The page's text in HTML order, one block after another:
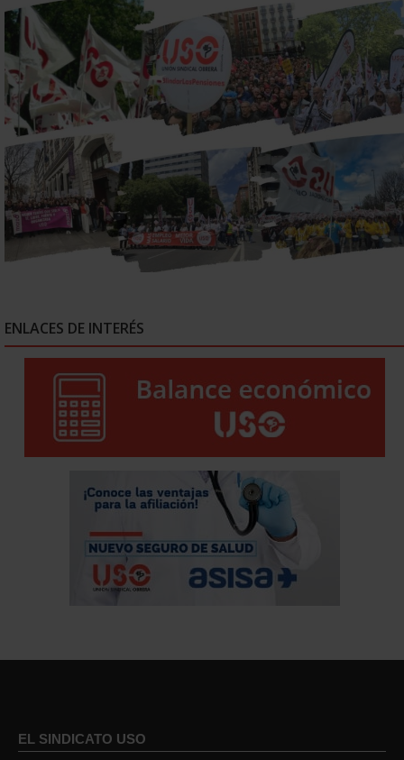
ENLACES DE INTERÉS
EL SINDICATO USO